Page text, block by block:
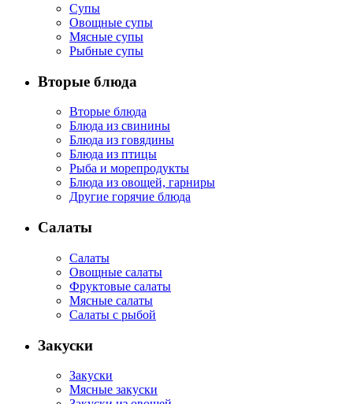
Супы
Овощные супы
Мясные супы
Рыбные супы
Вторые блюда
Вторые блюда
Блюда из свинины
Блюда из говядины
Блюда из птицы
Рыба и морепродукты
Блюда из овощей, гарниры
Другие горячие блюда
Салаты
Салаты
Овощные салаты
Фруктовые салаты
Мясные салаты
Салаты с рыбой
Закуски
Закуски
Мясные закуски